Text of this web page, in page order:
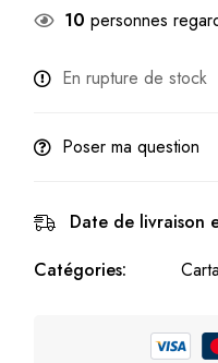
10 personnes
En rupture de stock
Poser ma question
Date de livraison
Catégories: